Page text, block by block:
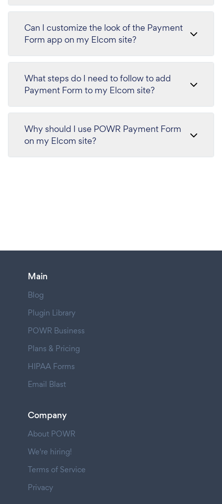
Can I customize the look of the Payment
Form app on my Elcom site?
What steps do I need to follow to add
Payment Form to my Elcom site?
Why should I use POWR Payment Form
on my Elcom site?
Main
Blog
Plugin Library
POWR Business
Plans & Pricing
HIPAA Forms
Email Blast
Company
About POWR
We're hiring!
Terms of Service
Privacy